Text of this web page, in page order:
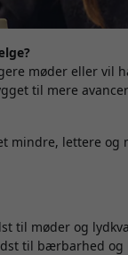
møder eller vil
til mere
mindre, lettere og
til møder og
til bærbarhed